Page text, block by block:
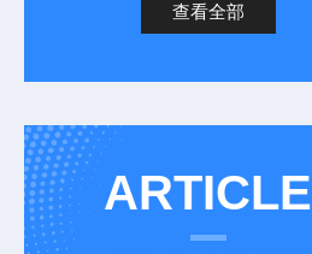
查看全部
ARTICLE